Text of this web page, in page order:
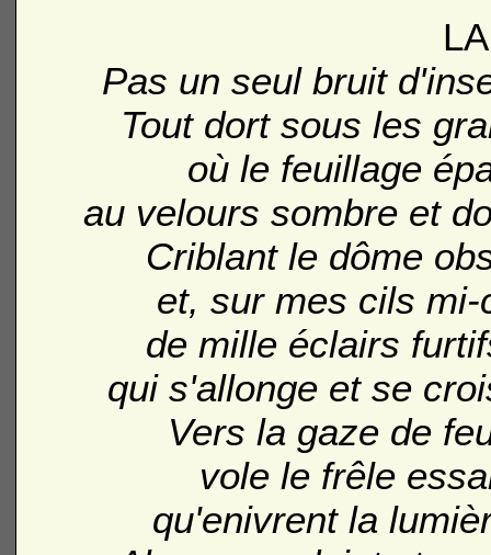
Pas un seul bruit
Tout dort sous les
où le feuillage
au velours sombre et
Criblant le dôme
et, sur mes cils
de mille éclairs
qui s'allonge et se
Vers la gaze de
vole le frêle
qu'enivrent la